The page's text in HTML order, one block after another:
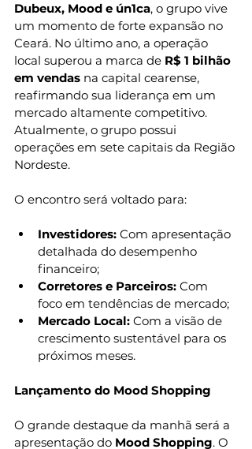
Dubeux, Mood e ún1ca, o grupo vive
um momento de forte expansão no
Ceará. No último ano, a operação
local superou a marca de R$ 1 bilhão
em vendas na capital cearense,
reafirmando sua liderança em um
mercado altamente competitivo.
Atualmente, o grupo possui
operações em sete capitais da Região
Nordeste.
O encontro será voltado para:
Investidores: Com apresentação
detalhada do desempenho
financeiro;
Corretores e Parceiros: Com
foco em tendências de mercado;
Mercado Local: Com a visão de
crescimento sustentável para os
próximos meses.
Lançamento do Mood Shopping
O grande destaque da manhã será a
apresentação do Mood Shopping. O